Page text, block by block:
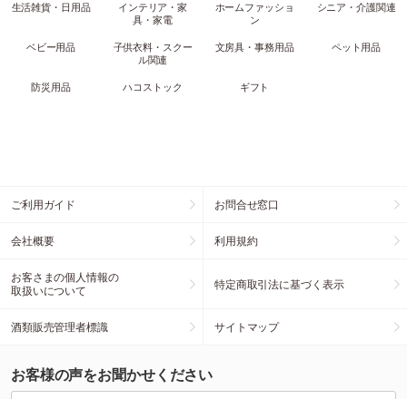
生活雑貨・日用品
インテリア・家
具・家電
ホームファッショ
ン
シニア・介護関連
ベビー用品
子供衣料・スクー
ル関連
文房具・事務用品 ペット用品
防災用品 ハコストック ギフト
ご利用ガイド お問合せ窓口
会社概要 利用規約
お客さまの個人情報の
取扱いについて
特定商取引法に基づく表示
酒類販売管理者標識 サイトマップ
お客様の声をお聞かせください